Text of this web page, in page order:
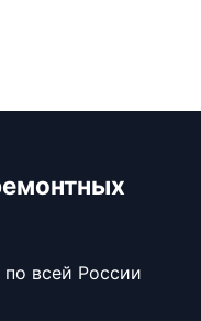
всей России